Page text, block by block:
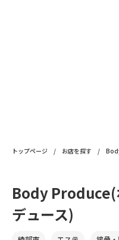
トップページ / お店を探す /
Body Produce(
デュース)